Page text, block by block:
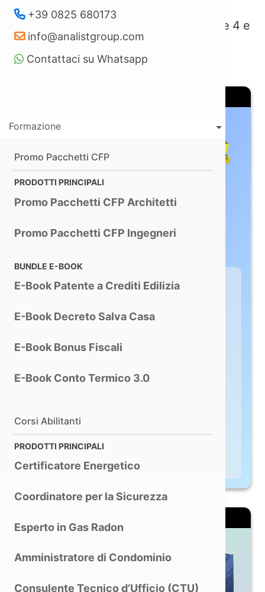
+39 0825 680173
info@analistgroup.com
Contattaci su Whatsapp
Formazione
Promo Pacchetti CFP
PRODOTTI PRINCIPALI
Promo Pacchetti CFP Architetti
Promo Pacchetti CFP Ingegneri
BUNDLE E-BOOK
E-Book Patente a Crediti Edilizia
E-Book Decreto Salva Casa
E-Book Bonus Fiscali
E-Book Conto Termico 3.0
Corsi Abilitanti
PRODOTTI PRINCIPALI
Certificatore Energetico
Coordinatore per la Sicurezza
Esperto in Gas Radon
Amministratore di Condominio
Consulente Tecnico d’Ufficio (CTU)
Con i nuovi Droni Enterprise DJI Matrice 4 e
GPS ProTRACK
3DMakerPro Raven:
l'entry level per il
Raven acquisisce la nuvola di
trasforma in progetto.
A partire da
Scopri di più